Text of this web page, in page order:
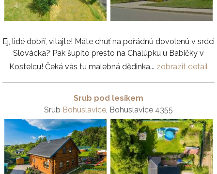
Ej, lidé dobří, vitajte! Máte chuť na pořádnú dovolenú v srdci
Slovácka? Pak šupito presto na Chalúpku u Babičky v
Kostelcu! Čeká vás tu malebná dědinka... zobrazit detail
Srub pod lesíkem
Srub Bohuslavice , Bohuslavice 4355